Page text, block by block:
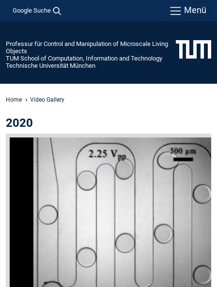
Google Suche Menü
Professur für Control and Manipulation of Microscale Living
Objects
TUM School of Computation, Information and Technology
Technische Universität München
Home Video Gallery
2020